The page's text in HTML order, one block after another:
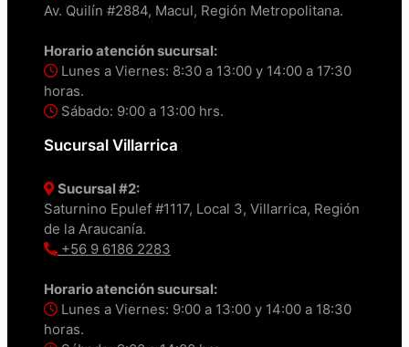
Av. Quilín #2884, Macul, Región Metropolitana.
Horario atención sucursal:
Lunes a Viernes: 8:30 a 13:00 y 14:00 a 17:30
horas.
Sábado: 9:00 a 13:00 hrs.
Sucursal Villarrica
Sucursal #2:
Saturnino Epulef #1117, Local 3, Villarrica, Región
de la Araucanía.
+56 9 6186 2283
Horario atención sucursal:
Lunes a Viernes: 9:00 a 13:00 y 14:00 a 18:30
horas.